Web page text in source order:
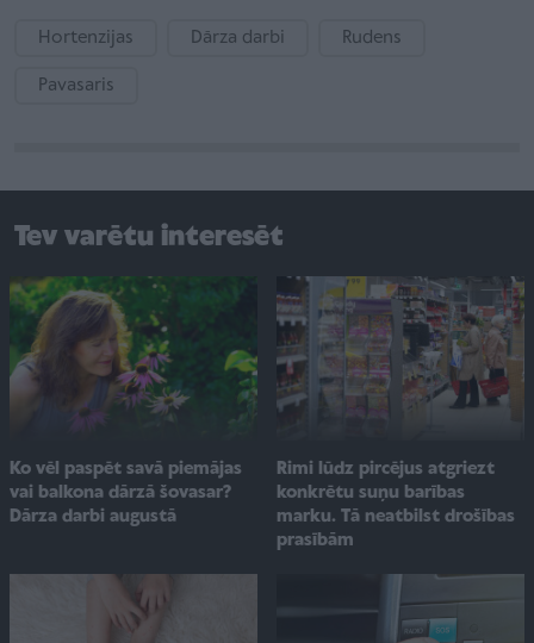
Hortenzijas Dārza darbi Rudens
Pavasaris
Tev varētu interesēt
Ko vēl paspēt savā piemājas
vai balkona dārzā šovasar?
Dārza darbi augustā
Rimi lūdz pircējus atgriezt
konkrētu suņu barības
marku. Tā neatbilst drošības
prasībām